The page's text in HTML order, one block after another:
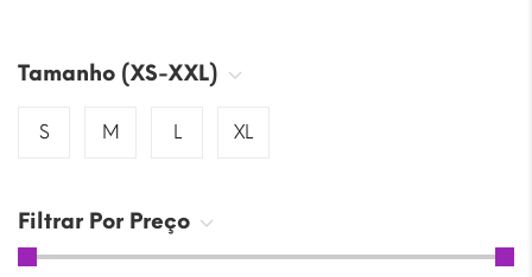
Tamanho (XS-XXL)
S M L XL
Filtrar Por Preço